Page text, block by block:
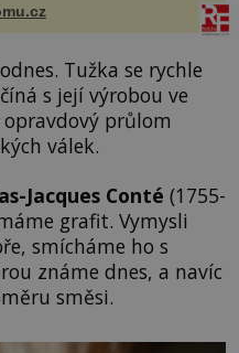
Tužka se rychle
s její výrobou ve
průlom
válek.
Jacques Conté (1755-
grafit. Vymysli
smícháme ho s
známe dnes, a navíc
směsi.